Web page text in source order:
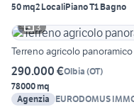
50 mq2 LocaliPiano T1 Bagno
3
Terreno agricolo
290.000 €Olbia (OT)
78000 mq
Agenzia
EURODOMUS